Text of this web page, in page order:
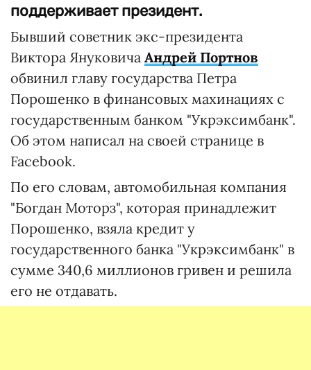
поддерживает президент.
Бывший советник экс-президента
Виктора Януковича Андрей Портнов
обвинил главу государства Петра
Порошенко в финансовых махинациях с
государственным банком "Укрэксимбанк".
Об этом написал на своей странице в
Facebook.
По его словам, автомобильная компания
"Богдан Моторз", которая принадлежит
Порошенко, взяла кредит у
государственного банка "Укрэксимбанк" в
сумме 340,6 миллионов гривен и решила
его не отдавать.